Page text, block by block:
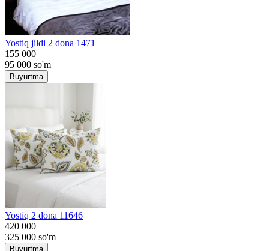
Yostiq jildi 2 dona 1471
155 000
95 000 so'm
Buyurtma
Yostiq 2 dona 11646
420 000
325 000 so'm
Buyurtma